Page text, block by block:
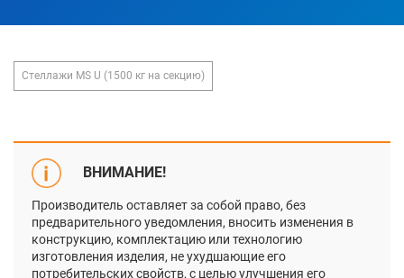
Стеллажи MS U (1500 кг на секцию)
ВНИМАНИЕ!
Производитель оставляет за собой право, без
предварительного уведомления, вносить изменения в
конструкцию, комплектацию или технологию
изготовления изделия, не ухудшающие его
потребительских свойств, с целью улучшения его